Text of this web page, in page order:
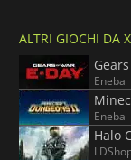
ALTRI GIOCHI DA
Eneba
Eneba
Halo